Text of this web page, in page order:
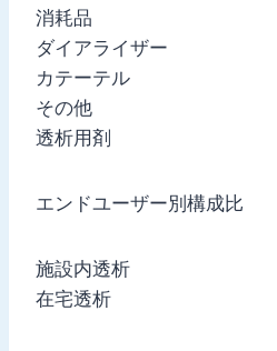
消耗品
ダイアライザー
カテーテル
その他
透析用剤
エンドユーザー別構成比
施設内透析
在宅透析